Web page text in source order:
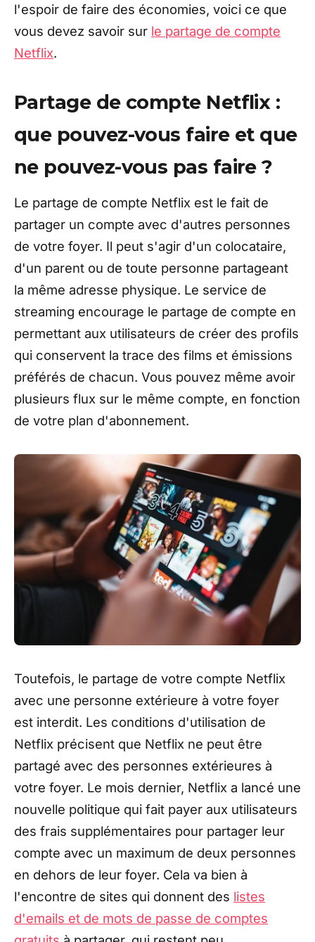
l'espoir de faire des économies, voici ce que
vous devez savoir sur le partage de compte
Netflix.
Partage de compte Netflix :
que pouvez-vous faire et que
ne pouvez-vous pas faire ?
Le partage de compte Netflix est le fait de
partager un compte avec d'autres personnes
de votre foyer. Il peut s'agir d'un colocataire,
d'un parent ou de toute personne partageant
la même adresse physique. Le service de
streaming encourage le partage de compte en
permettant aux utilisateurs de créer des profils
qui conservent la trace des films et émissions
préférés de chacun. Vous pouvez même avoir
plusieurs flux sur le même compte, en fonction
de votre plan d'abonnement.
Toutefois, le partage de votre compte Netflix
avec une personne extérieure à votre foyer
est interdit. Les conditions d'utilisation de
Netflix précisent que Netflix ne peut être
partagé avec des personnes extérieures à
votre foyer. Le mois dernier, Netflix a lancé une
nouvelle politique qui fait payer aux utilisateurs
des frais supplémentaires pour partager leur
compte avec un maximum de deux personnes
en dehors de leur foyer. Cela va bien à
l'encontre de sites qui donnent des listes
d'emails et de mots de passe de comptes